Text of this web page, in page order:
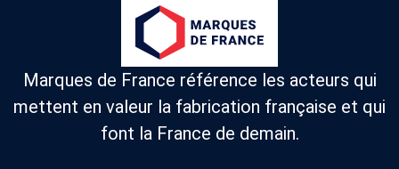
Marques de France référence les acteurs qui
mettent en valeur la fabrication française et qui
font la France de demain.